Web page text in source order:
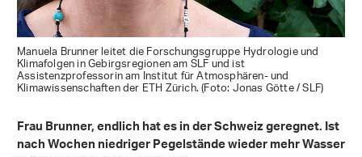
Manuela Brunner leitet die Forschungsgruppe Hydrologie und
Klimafolgen in Gebirgsregionen am SLF und ist
Assistenzprofessorin am Institut für Atmosphären- und
Klimawissenschaften der ETH Zürich. (Foto: Jonas Götte / SLF)
Frau Brunner, endlich hat es in der Schweiz geregnet. Ist
nach Wochen niedriger Pegelstände wieder mehr Wasser